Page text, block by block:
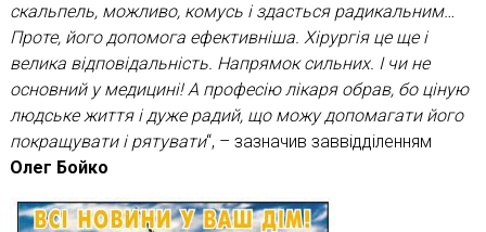
скальпель, можливо, комусь і здасться радикальним…
Проте, його допомога ефективніша. Хірургія це ще і
велика відповідальність. Напрямок сильних. І чи не
основний у медицині! А професію лікаря обрав, бо ціную
людське життя і дуже радий, що можу допомагати його
покращувати і рятувати“, – зазначив заввідділенням
Олег Бойко